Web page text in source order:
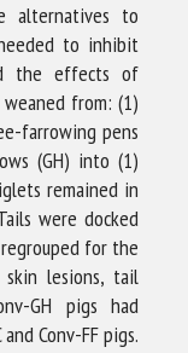
alternatives to
to inhibit
the effects of
from: (1)
farrowing pens
(GH) into (1)
remained in
were docked
for the
lesions, tail
GH pigs had
Conv-FF pigs.